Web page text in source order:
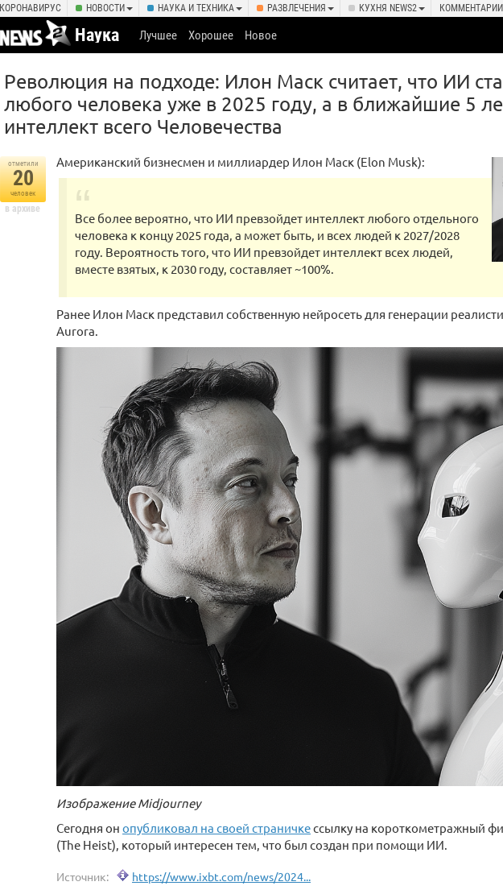
КОРОНАВИРУС НОВОСТИ НАУКА И ТЕХНИКА РАЗВЛЕЧЕНИЯ КУХНЯ NEWS2 КОММЕНТАРИИ
Наука Лучшее Хорошее Новое
Революция на подходе: Илон Маск считает, что ИИ
любого человека уже в 2025 году, а в ближайшие 5
интеллект всего Человечества
отметили
20
человек
в архиве
Американский бизнесмен и миллиардер Илон Маск (Elon Musk):
Все более вероятно, что ИИ превзойдет интеллект любого отдельного
человека к концу 2025 года, а может быть, и всех людей к 2027/2028
году. Вероятность того, что ИИ превзойдет интеллект всех людей,
вместе взятых, к 2030 году, составляет ~100%.
Ранее Илон Маск представил собственную нейросеть для генерации
Aurora.
Изображение Midjourney
Сегодня он опубликовал на своей страничкессылку на короткометражный
(The Heist), который интересен тем, что был создан при помощи ИИ.
Источник: https://www.ixbt.com/news/2024...